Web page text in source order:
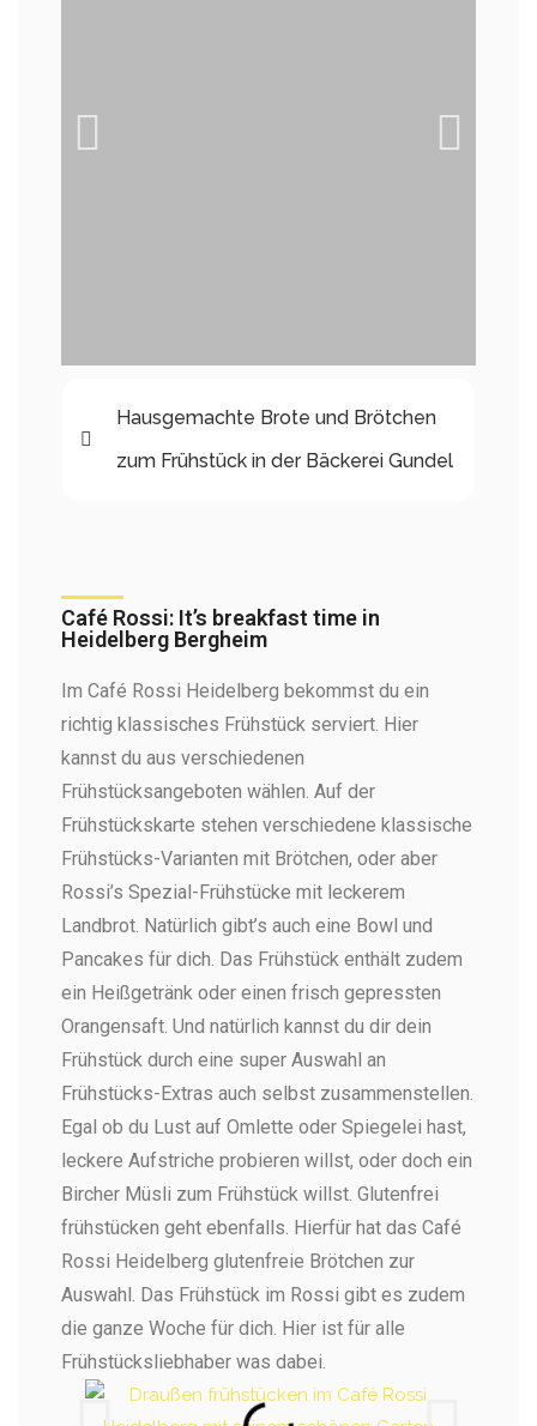
Frühstück mit Blick aufs Schloss
beim Frühstück gibt es im Gundel
Hausgemachte Brote und Brötchen
zum Frühstück in der Bäckerei Gundel
Café Rossi: It’s breakfast time in
Heidelberg Bergheim
Im Café Rossi Heidelberg bekommst du ein
richtig klassisches Frühstück serviert. Hier
kannst du aus verschiedenen
Frühstücksangeboten wählen. Auf der
Frühstückskarte stehen verschiedene klassische
Frühstücks-Varianten mit Brötchen, oder aber
Rossi’s Spezial-Frühstücke mit leckerem
Landbrot. Natürlich gibt’s auch eine Bowl und
Pancakes für dich. Das Frühstück enthält zudem
ein Heißgetränk oder einen frisch gepressten
Orangensaft. Und natürlich kannst du dir dein
Frühstück durch eine super Auswahl an
Frühstücks-Extras auch selbst zusammenstellen.
Egal ob du Lust auf Omlette oder Spiegelei hast,
leckere Aufstriche probieren willst, oder doch ein
Bircher Müsli zum Frühstück willst. Glutenfrei
frühstücken geht ebenfalls. Hierfür hat das Café
Rossi Heidelberg glutenfreie Brötchen zur
Auswahl. Das Frühstück im Rossi gibt es zudem
die ganze Woche für dich. Hier ist für alle
Frühstücksliebhaber was dabei.